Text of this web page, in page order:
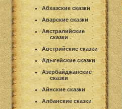
Абхазские сказки
Аварские сказки
Австралийские
сказки
Австрийские сказки
Адыгейские сказки
Азербайджанские
сказки
Айнские сказки
Албанские сказки